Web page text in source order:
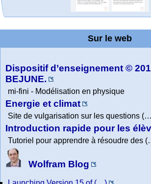
Arts-Scènes
WolframTones :
Generate a
Composition
Online math
practice and
lessons
MATHCURVE.CO
M
Wolfram
Demonstrations
Project. College
Physics
La société 2018
expliquée à mon
grand-père
Wolfram web
resources
Wolfram
Education Portal
Wolfram
Mathematica
Tutorial
Collection
Sur le web
Dispositif d’enseignement ©
BEJUNE.
mi-fini - Modélisation en physique
Energie et climat
Site de vulgarisation sur les questions
Introduction rapide pour les
Tutoriel pour apprendre à résoudre des
Wolfram Blog